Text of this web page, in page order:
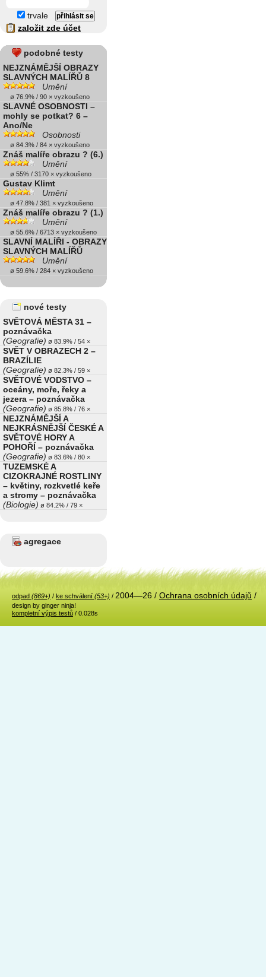
trvale
založit zde účet
podobné testy
NEJZNÁMĚJŠÍ OBRAZY
SLAVNÝCH MALÍŘŮ 8
Umění
ø 76.9% / 90 × vyzkoušeno
SLAVNÉ OSOBNOSTI –
mohly se potkat? 6 –
Ano/Ne
Osobnosti
ø 84.3% / 84 × vyzkoušeno
Znáš malíře obrazu ? (6.)
Umění
ø 55% / 3170 × vyzkoušeno
Gustav Klimt
Umění
ø 47.8% / 381 × vyzkoušeno
Znáš malíře obrazu ? (1.)
Umění
ø 55.6% / 6713 × vyzkoušeno
SLAVNÍ MALÍŘI - OBRAZY
SLAVNÝCH MALÍŘŮ
Umění
ø 59.6% / 284 × vyzkoušeno
nové testy
SVĚTOVÁ MĚSTA 31 –
poznávačka
(Geografie) ø 83.9% / 54 ×
SVĚT V OBRAZECH 2 –
BRAZÍLIE
(Geografie) ø 82.3% / 59 ×
SVĚTOVÉ VODSTVO –
oceány, moře, řeky a
jezera – poznávačka
(Geografie) ø 85.8% / 76 ×
NEJZNÁMĚJŠÍ A
NEJKRÁSNĚJŠÍ ČESKÉ A
SVĚTOVÉ HORY A
POHOŘÍ – poznávačka
(Geografie) ø 83.6% / 80 ×
TUZEMSKÉ A
CIZOKRAJNÉ ROSTLINY
– květiny, rozkvetlé keře
a stromy – poznávačka
(Biologie) ø 84.2% / 79 ×
agregace
odpad (869+) / ke schválení (53+) / 2004—26 / Ochrana osobních údajů /
design by ginger ninja!
kompletní výpis testů / 0.028s